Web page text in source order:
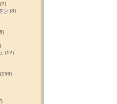
(7)
ン (3)
(12)
(159)